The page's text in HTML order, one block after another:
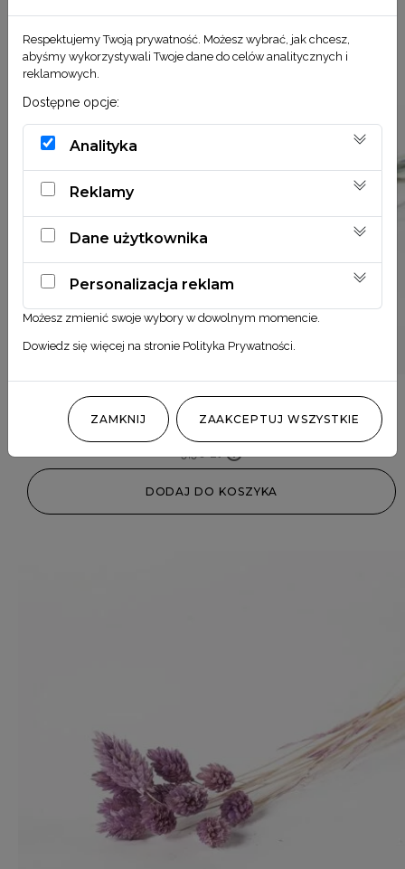
Phalaris niebieski 1.0
DODAJ DO KOSZYKA
Respektujemy Twoją prywatność. Możesz wybrać, jak chcesz,
abyśmy wykorzystywali Twoje dane do celów analitycznych i
reklamowych.
Dostępne opcje:
Analityka
Reklamy
Dane użytkownika
Personalizacja reklam
Możesz zmienić swoje wybory w dowolnym momencie.
Dowiedz się więcej na stronie Polityka Prywatności.
ZAMKNIJ ZAAKCEPTUJ WSZYSTKIE